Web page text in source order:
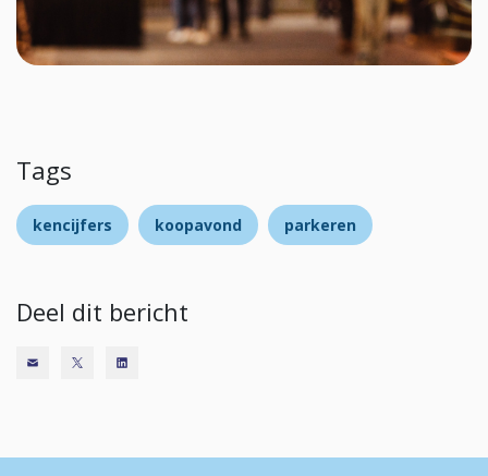
Tags
kencijfers koopavond parkeren
Deel dit bericht